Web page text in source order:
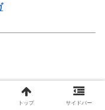
マイズするコ
トップ サイドバー